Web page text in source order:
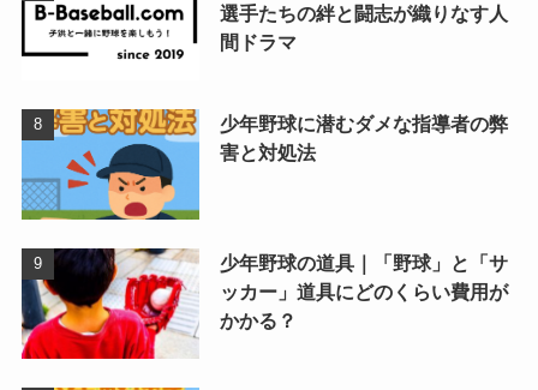
選手たちの絆と闘志が織りなす人
間ドラマ
少年野球に潜むダメな指導者の弊
害と対処法
少年野球の道具｜「野球」と「サ
ッカー」道具にどのくらい費用が
かかる？